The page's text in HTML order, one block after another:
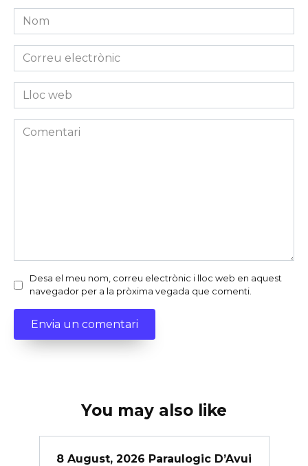
Nom
*
Correu
electrònic
*Lloc
web
Comentari
Desa el meu nom, correu electrònic i lloc web en aquest
navegador per a la pròxima vegada que comenti.
You may also like
8 August, 2026 Paraulogic D’Avui